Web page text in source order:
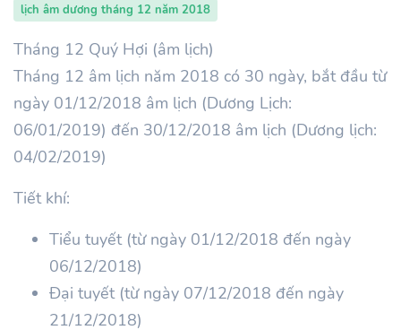
lịch âm dương tháng 12 năm 2018
Tháng 12 Quý Hợi (âm lịch)
Tháng 12 âm lịch năm 2018 có 30 ngày, bắt đầu từ
ngày 01/12/2018 âm lịch (Dương Lịch:
06/01/2019) đến 30/12/2018 âm lịch (Dương lịch:
04/02/2019)
Tiết khí:
Tiểu tuyết (từ ngày 01/12/2018 đến ngày
06/12/2018)
Đại tuyết (từ ngày 07/12/2018 đến ngày
21/12/2018)